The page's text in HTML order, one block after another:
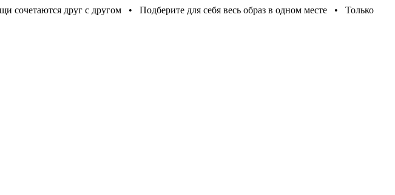
сочетаются друг с другом • Подберите для себя весь образ в одном месте • Только